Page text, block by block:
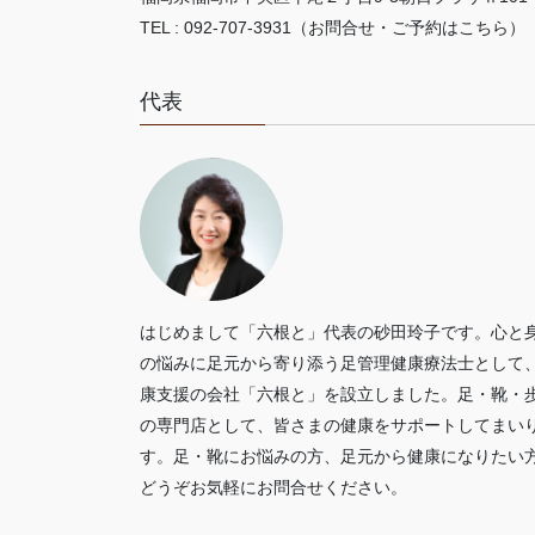
TEL : 092-707-3931（お問合せ・ご予約はこちら）
代表
はじめまして「六根と」代表の砂田玲子です。心と
の悩みに足元から寄り添う足管理健康療法士として
康支援の会社「六根と」を設立しました。足・靴・
の専門店として、皆さまの健康をサポートしてまい
す。足・靴にお悩みの方、足元から健康になりたい方
どうぞお気軽にお問合せください。